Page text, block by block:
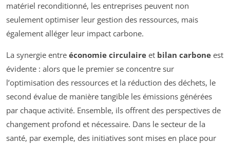
matériel reconditionné, les entreprises peuvent non
seulement optimiser leur gestion des ressources, mais
également alléger leur impact carbone.
La synergie entre économie circulaire et bilan carbone est
évidente : alors que le premier se concentre sur
l’optimisation des ressources et la réduction des déchets, le
second évalue de manière tangible les émissions générées
par chaque activité. Ensemble, ils offrent des perspectives de
changement profond et nécessaire. Dans le secteur de la
santé, par exemple, des initiatives sont mises en place pour